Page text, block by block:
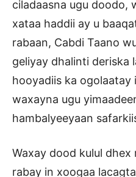
ciladaasna ugu doodo,
xataa haddii ay u
rabaan, Cabdi Taano
geliyay dhalinti deriska
hooyadiis ka ogolaatay
waxayna ugu
hambalyeeyaan
Waxay dood kulul dhex
rabay in xoogaa